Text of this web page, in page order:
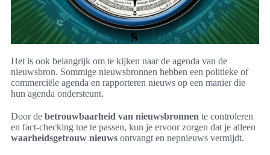
Het is ook belangrijk om te kijken naar de agenda van de
nieuwsbron. Sommige nieuwsbronnen hebben een politieke of
commerciële agenda en rapporteren nieuws op een manier die
hun agenda ondersteunt.
Door de betrouwbaarheid van nieuwsbronnen te controleren
en fact-checking toe te passen, kun je ervoor zorgen dat je alleen
waarheidsgetrouw nieuws ontvangt en nepnieuws vermijdt.